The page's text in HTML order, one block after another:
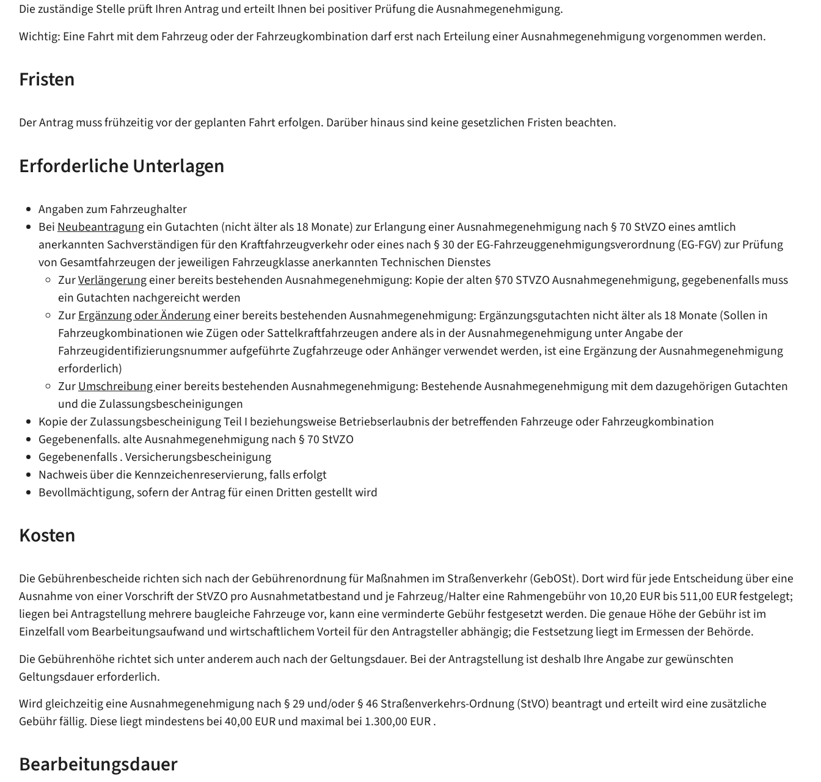
Die zuständige Stelle prüft Ihren Antrag und erteilt Ihnen bei positiver Prüfung die Ausnahmegenehmigung.
Wichtig: Eine Fahrt mit dem Fahrzeug oder der Fahrzeugkombination darf erst nach Erteilung einer Ausnahmegenehmigung vorgenommen werden.
Fristen
Der Antrag muss frühzeitig vor der geplanten Fahrt erfolgen. Darüber hinaus sind keine gesetzlichen Fristen beachten.
Erforderliche Unterlagen
Angaben zum Fahrzeughalter
Bei Neubeantragungein Gutachten (nicht älter als 18 Monate) zur Erlangung einer Ausnahmegenehmigung nach § 70 StVZO eines amtlich
anerkannten Sachverständigen für den Kraftfahrzeugverkehr oder eines nach § 30 der EG-Fahrzeuggenehmigungsverordnung (EG-FGV) zur Prüfung
von Gesamtfahrzeugen der jeweiligen Fahrzeugklasse anerkannten Technischen Dienstes
ZurVerlängerungeiner bereits bestehenden Ausnahmegenehmigung: Kopie der alten §70 STVZO Ausnahmegenehmigung, gegebenenfalls muss
ein Gutachten nachgereicht werden
ZurErgänzung oder Änderungeiner bereits bestehenden Ausnahmegenehmigung: Ergänzungsgutachten nicht älter als 18 Monate (Sollen in
Fahrzeugkombinationen wie Zügen oder Sattelkraftfahrzeugen andere als in der Ausnahmegenehmigung unter Angabe der
Fahrzeugidentifizierungsnummer aufgeführte Zugfahrzeuge oder Anhänger verwendet werden, ist eine Ergänzung der Ausnahmegenehmigung
erforderlich)
ZurUmschreibungeiner bereits bestehenden Ausnahmegenehmigung: Bestehende Ausnahmegenehmigung mit dem dazugehörigen Gutachten
und die Zulassungsbescheinigungen
Kopie der Zulassungsbescheinigung Teil I beziehungsweise Betriebserlaubnis der betreffenden Fahrzeuge oder Fahrzeugkombination
Gegebenenfalls. alte Ausnahmegenehmigung nach § 70 StVZO
Gegebenenfalls . Versicherungsbescheinigung
Nachweis über die Kennzeichenreservierung, falls erfolgt
Bevollmächtigung, sofern der Antrag für einen Dritten gestellt wird
Kosten
Die Gebührenbescheide richten sich nach der Gebührenordnung für Maßnahmen im Straßenverkehr (GebOSt). Dort wird für jede Entscheidung über eine
Ausnahme von einer Vorschrift der StVZO pro Ausnahmetatbestand und je Fahrzeug/Halter eine Rahmengebühr von 10,20 EUR bis 511,00 EUR festgelegt;
liegen bei Antragstellung mehrere baugleiche Fahrzeuge vor, kann eine verminderte Gebühr festgesetzt werden. Die genaue Höhe der Gebühr ist im
Einzelfall vom Bearbeitungsaufwand und wirtschaftlichem Vorteil für den Antragsteller abhängig; die Festsetzung liegt im Ermessen der Behörde.
Die Gebührenhöhe richtet sich unter anderem auch nach der Geltungsdauer. Bei der Antragstellung ist deshalb Ihre Angabe zur gewünschten
Geltungsdauer erforderlich.
Wird gleichzeitig eine Ausnahmegenehmigung nach § 29 und/oder § 46 Straßenverkehrs-Ordnung (StVO) beantragt und erteilt wird eine zusätzliche
Gebühr fällig. Diese liegt mindestens bei 40,00 EUR und maximal bei 1.300,00 EUR .
Bearbeitungsdauer